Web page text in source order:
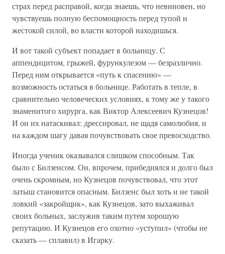
страх перед расправой, когда знаешь, что невиновен, но
чувствуешь полную беспомощность перед тупой и
жестокой силой, во власти которой находишься.
И вот такой субъект попадает в больницу. С
аппендицитом, грыжей, фурункулезом — безразлично.
Перед ним открывается «путь к спасению» —
возможность остаться в больнице. Работать в тепле, в
сравнительно человеческих условиях, к тому же у такого
знаменитого хирурга, как Виктор Алексеевич Кузнецов!
И он их натаскивал: дрессировал, не щадя самолюбия, и
на каждом шагу давая почувствовать свое превосходство.
Иногда ученик оказывался слишком способным. Так
было с Билзенсом. Он, впрочем, прибеднялся и долго был
очень скромным, но Кузнецов почувствовал, что этот
латыш становится опасным. Билзенс был хоть и не такой
ловкий «закройщик», как Кузнецов, зато выхаживал
своих больных, заслужив таким путем хорошую
репутацию. И Кузнецов его охотно «уступил» (чтобы не
сказать — сплавил) в Игарку.